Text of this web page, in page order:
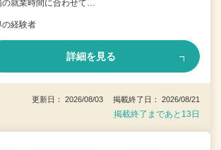
就業時間に合わせて…
の経験者
詳細を見る
更新日： 2026/08/03 掲載終了日： 2026/08/21
掲載終了まであと13日